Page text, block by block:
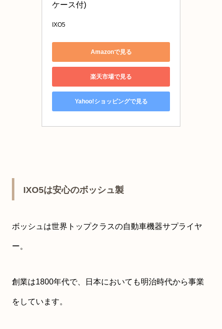
ケース付)
IXO5
Amazonで見る
楽天市場で見る
Yahoo!ショッピングで見る
IXO5は安心のボッシュ製
ボッシュは世界トップクラスの自動車機器サプライヤ
ー。
創業は1800年代で、日本においても明治時代から事業
をしています。